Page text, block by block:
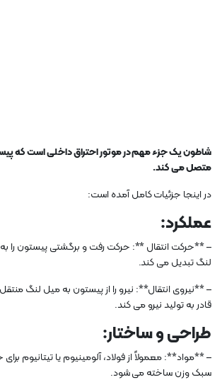
شاطون یک جزء مهم در موتور احتراق داخلی است که
متصل می کند.
در اینجا جزئیات کامل آمده است:
عملکرد:
– **حرکت انتقال **: حرکت رفت و برگشتی پیستون
لنگ تبدیل می کند.
– **نیروی انتقال**: نیرو را از پیستون به میل لنگ
قادر به تولید نیرو می کند.
طراحی و ساختار:
– **مواد**: معمولاً از فولاد، آلومینیوم یا تیتانیوم
سبک وزن ساخته می شود.